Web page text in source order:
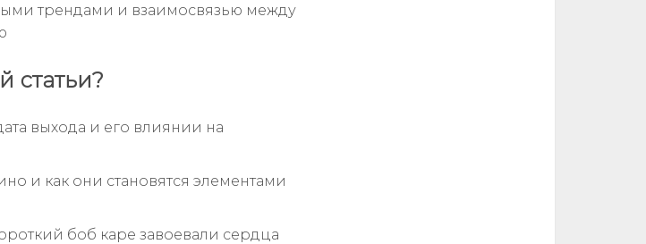
трендами и взаимосвязью между
статьи?
выхода и его влиянии на
и как они становятся элементами
боб каре завоевали сердца